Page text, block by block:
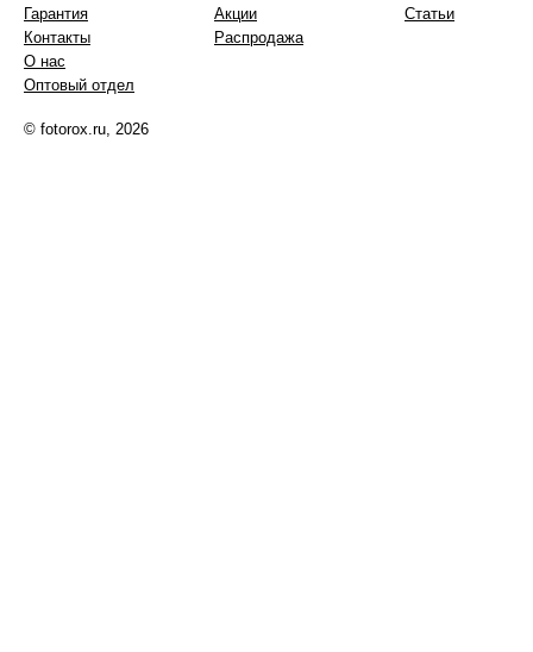
Гарантия
Контакты
О нас
Оптовый отдел
Акции
Распродажа
Статьи
© fotorox.ru, 2026